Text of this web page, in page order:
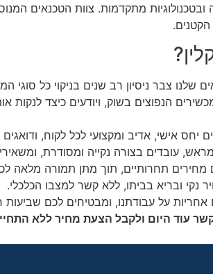
מתקדמות. צוות הטכנאים
שלנו צבר ניסיון רב שנים בניקוי כל סוגי
הנפוצים בשוק, ויודעים כיצד לנקות
יחס אישי, אדיב ומקצועי לכל לקוח,
עובדים בצורה נקייה ומסודרת,
מחירים תחרותיים, תוך מתן תמורה מלאה
נקי ובריא בביתו, ללא קשר למצבו הכלכלי.
אחריות על עבודתנו, ומבטיחים לכם שביעות
עוד היום ולקבל הצעת מחיר ללא